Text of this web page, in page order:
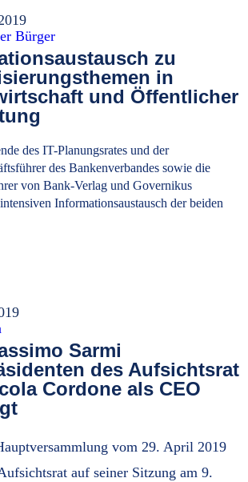
Bürger
zu
in
und Öffentlicher
des IT-Planungsrates und der
des Bankenverbandes sowie die
von Bank-Verlag und Governikus
Informationsaustausch der beiden
Sarmi
des Aufsichtsrat
Cordone als CEO
vom 29. April 2019
auf seiner Sitzung am 9.